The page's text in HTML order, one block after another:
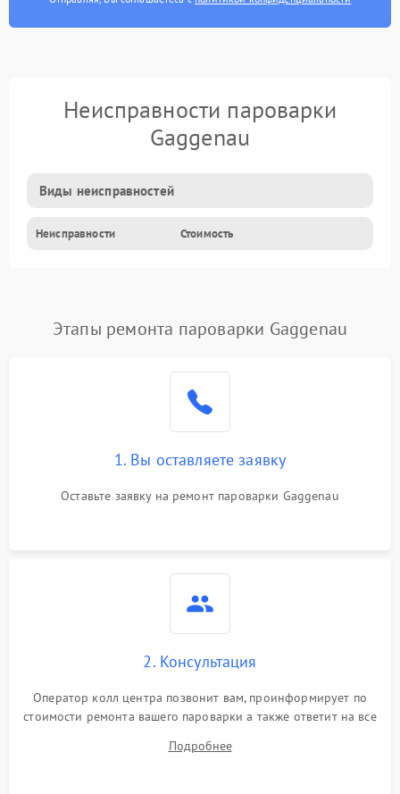
Неисправности пароварки
Gaggenau
Виды неисправностей
Неисправности Стоимость
Этапы ремонта пароварки Gaggenau
1. Вы оставляете заявку
Оставьте заявку на ремонт пароварки Gaggenau
2. Консультация
Оператор колл центра позвонит вам, проинформирует по
стоимости ремонта вашего пароварки а также ответит на все
Подробнее